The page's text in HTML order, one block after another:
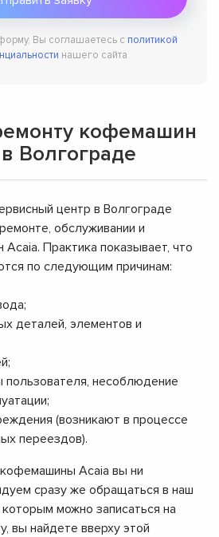
Вы соглашаетесь с политикой
нашего сайта
кофемашин
Волгограде
центр в Волгограде
обслуживании и
Практика показывает, что
по следующим причинам:
деталей, элементов и
пользователя, несоблюдение
(возникают в процессе
переездов).
Acaia вы ни
сразу же обращаться в наш
можно записаться на
вы найдете вверху этой